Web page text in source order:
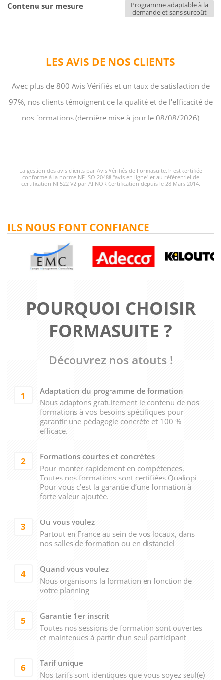
LES AVIS DE NOS CLIENTS
Avec plus de 800 Avis Vérifiés et un taux de satisfaction de
97%, nos clients témoignent de la qualité et de l'efficacité de
nos formations (dernière mise à jour le 08/08/2026)
La gestion des avis clients par Avis Vérifiés de Formasuite.fr est certifiée
conforme à la norme NF ISO 20488 "avis en ligne" et au référentiel de
certification NF522 V2 par AFNOR Certification depuis le 28 Mars 2014.
POURQUOI CHOISIR
FORMASUITE ?
Découvrez nos atouts !
1
Adaptation du programme de formation
Nous adaptons gratuitement le contenu de nos
formations à vos besoins spécifiques pour
garantir une pédagogie concrète et 100 %
efficace.
2
Formations courtes et concrètes
Pour monter rapidement en compétences.
Toutes nos formations sont certifiées Qualiopi.
Pour vous c’est la garantie d’une formation à
forte valeur ajoutée.
3
Où vous voulez
Partout en France au sein de vos locaux, dans
nos salles de formation ou en distanciel
4
Quand vous voulez
Nous organisons la formation en fonction de
votre planning
5
Garantie 1er inscrit
Toutes nos sessions de formation sont ouvertes
et maintenues à partir d’un seul participant
6
Tarif unique
Nos tarifs sont identiques que vous soyez seul(e)
ILS NOUS FONT CONFIANCE
Contenu sur mesure
Programme adaptable à la
demande et sans surcoût